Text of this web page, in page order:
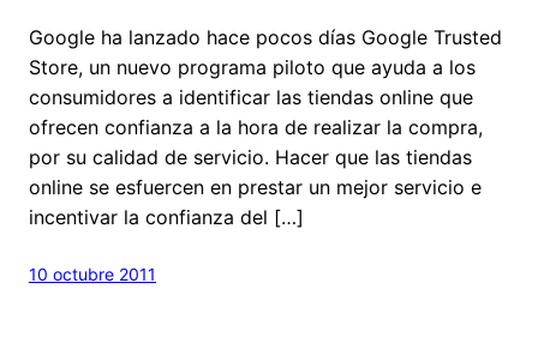
Google ha lanzado hace pocos días Google Trusted
Store, un nuevo programa piloto que ayuda a los
consumidores a identificar las tiendas online que
ofrecen confianza a la hora de realizar la compra,
por su calidad de servicio. Hacer que las tiendas
online se esfuercen en prestar un mejor servicio e
incentivar la confianza del […]
10 octubre 2011